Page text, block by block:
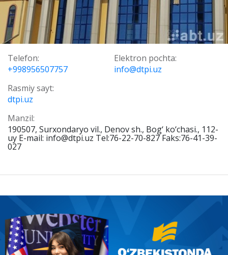
Telefon:
+998956507757
Elektron pochta:
info@dtpi.uz
Rasmiy sayt:
dtpi.uz
Manzil:
190507, Surxondaryo vil., Denov sh., Bog‘ ko‘chasi., 112-
uy E-mail: info@dtpi.uz Tel:76-22-70-827 Faks:76-41-39-
027